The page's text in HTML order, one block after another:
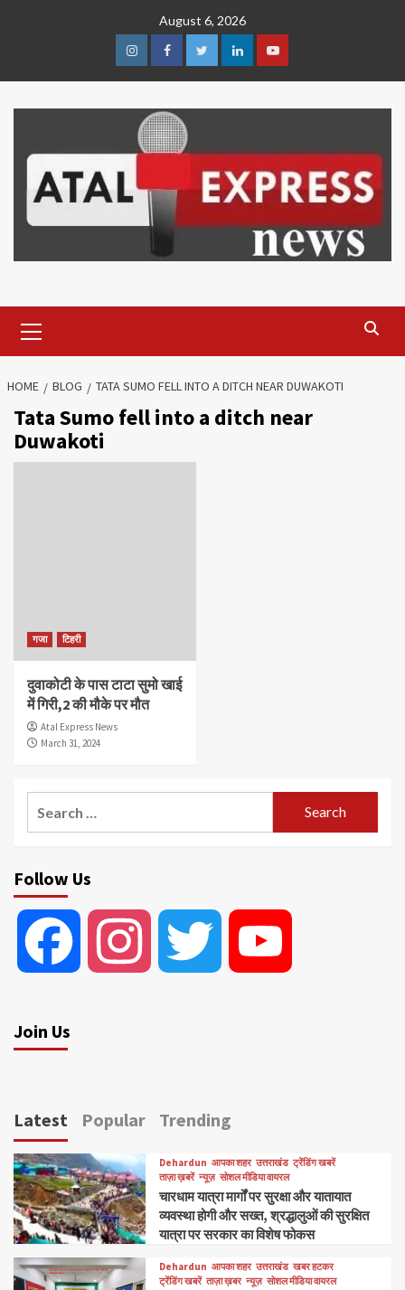
August 6, 2026
InstagramFacebookTwitterLinkedinYoutube
Menu
HOME BLOG TATA SUMO FELL INTO A DITCH NEAR DUWAKOTI
Tata Sumo fell into a ditch near
Duwakoti
गजा टिहरी
दुवाकोटी के पास टाटा सुमो खाई
में गिरी,2 की मौके पर मौत
Atal Express News
March 31, 2024
Follow Us
Facebook Instagram Twitter
Join Us
Latest Popular Trending
Dehardun आपका शहर उत्तराखंड ट्रेंडिंग खबरें
ताज़ा ख़बरें न्यूज़ सोशल मीडिया वायरल
चारधाम यात्रा मार्गों पर सुरक्षा और यातायात
व्यवस्था होगी और सख्त, श्रद्धालुओं की सुरक्षित
यात्रा पर सरकार का विशेष फोकस
Dehardun आपका शहर उत्तराखंड खबर हटकर
ट्रेंडिंग खबरें ताज़ा ख़बर न्यूज़ सोशल मीडिया वायरल